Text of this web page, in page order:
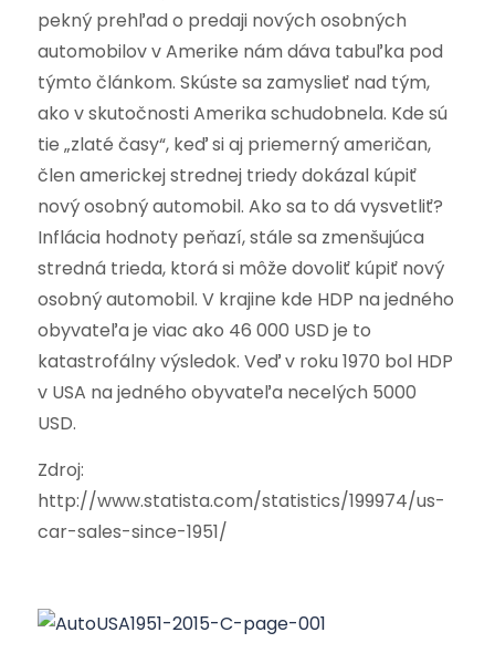
pekný prehľad o predaji nových osobných
automobilov v Amerike nám dáva tabuľka pod
týmto článkom. Skúste sa zamyslieť nad tým,
ako v skutočnosti Amerika schudobnela. Kde sú
tie „zlaté časy“, keď si aj priemerný američan,
člen americkej strednej triedy dokázal kúpiť
nový osobný automobil. Ako sa to dá vysvetliť?
Inflácia hodnoty peňazí, stále sa zmenšujúca
stredná trieda, ktorá si môže dovoliť kúpiť nový
osobný automobil. V krajine kde HDP na jedného
obyvateľa je viac ako 46 000 USD je to
katastrofálny výsledok. Veď v roku 1970 bol HDP
v USA na jedného obyvateľa necelých 5000
USD.
Zdroj:
http://www.statista.com/statistics/199974/us-
car-sales-since-1951/